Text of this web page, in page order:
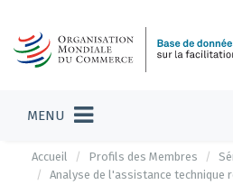
MENU
Accueil Profils des Membres
Analyse de l'assistance technique